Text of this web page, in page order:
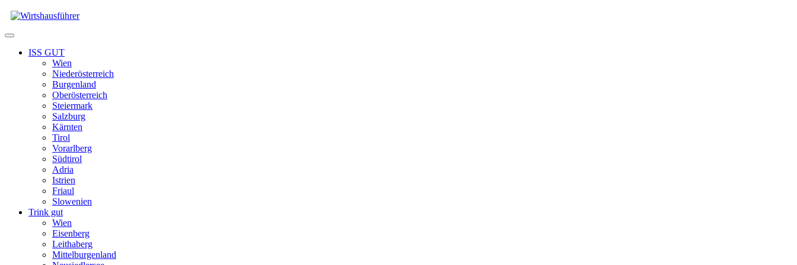
Zum
Inhalt
Menü
ISS GUT
Wien
Niederösterreich
Burgenland
Oberösterreich
Steiermark
Salzburg
Kärnten
Tirol
Vorarlberg
Südtirol
Adria
Istrien
Friaul
Slowenien
Trink gut
Wien
Eisenberg
Leithaberg
Mittelburgenland